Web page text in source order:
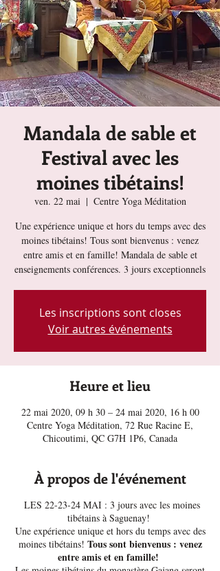
Mandala de sable et
Festival avec les
moines tibétains!
ven. 22 mai
  |
Centre Yoga Méditation
Une expérience unique et hors du temps avec des
moines tibétains! Tous sont bienvenus : venez
entre amis et en famille! Mandala de sable et
enseignements conférences. 3 jours exceptionnels
Les inscriptions sont closes
Voir autres événements
Heure et lieu
22 mai 2020, 09 h 30 – 24 mai 2020, 16 h 00
Centre Yoga Méditation, 72 Rue Racine E,
Chicoutimi, QC G7H 1P6, Canada
À propos de l'événement
LES 22-23-24 MAI : 3 jours avec les moines
tibétains à Saguenay!
Une expérience unique et hors du temps avec des
moines tibétains! Tous sont bienvenus : venez
entre amis et en famille!